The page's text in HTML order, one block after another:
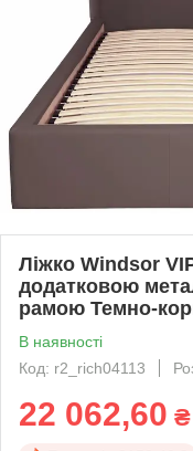
Ліжко Windsor
додатковою
рамою Темно-
В наявності
Код: r2_rich04113
22 062,60 ₴